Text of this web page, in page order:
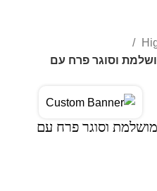
וסוגר פרח עם
מושלמת וסוגר פרח עם